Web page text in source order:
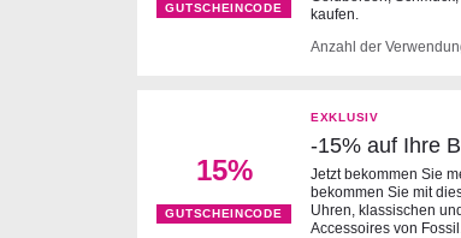
GUTSCHEINCODE
kaufen.
Anzahl der
15%
GUTSCHEINCODE
EXKLUSIV
-15% auf Ihre
Jetzt bekommen Sie
bekommen Sie mit
Uhren, klassischen
Accessoires von